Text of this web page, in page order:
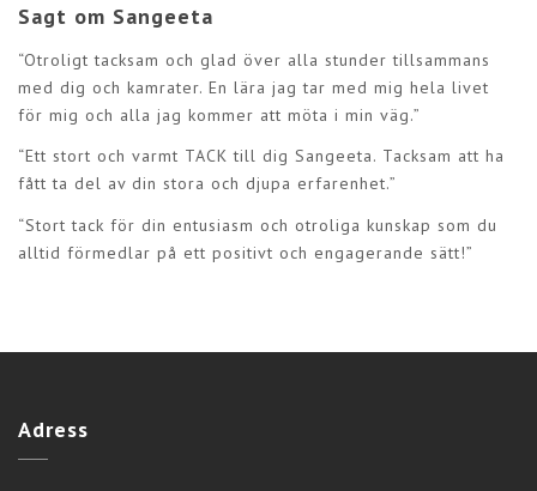
Sagt om Sangeeta
“Otroligt tacksam och glad över alla stunder tillsammans
med dig och kamrater. En lära jag tar med mig hela livet
för mig och alla jag kommer att möta i min väg.”
“Ett stort och varmt TACK till dig Sangeeta. Tacksam att ha
fått ta del av din stora och djupa erfarenhet.”
“Stort tack för din entusiasm och otroliga kunskap som du
alltid förmedlar på ett positivt och engagerande sätt!”
Adress